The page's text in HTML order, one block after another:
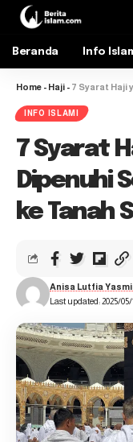
Beranda Info
Home - Haji - 7 Syarat Haji
INFO ISLAMI
7 Syarat
Dipenuhi
ke Tanah
Last updated: 2025/05/
Anisa Lutfia